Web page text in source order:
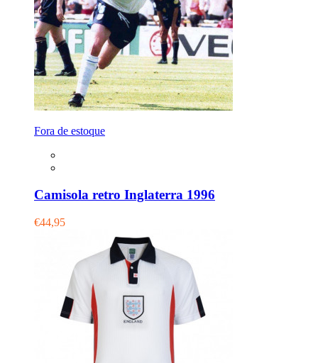
Fora de estoque
Camisola retro Inglaterra 1996
€44,95